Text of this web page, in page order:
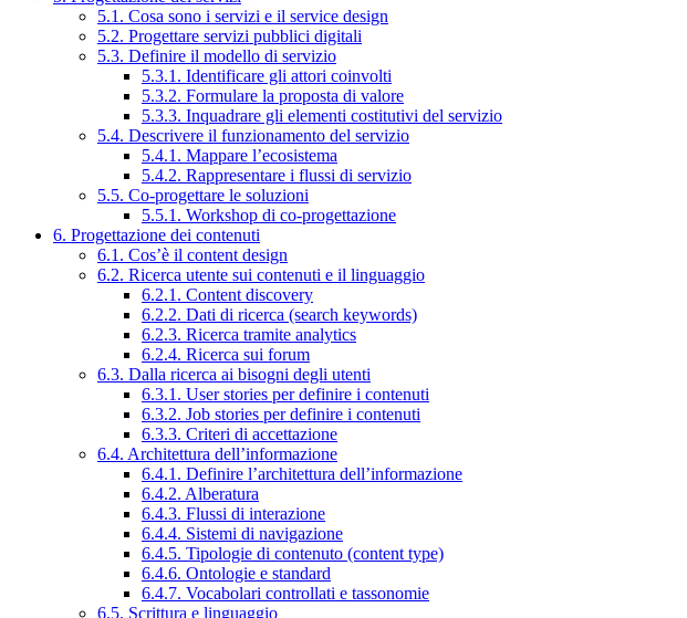
5.1. Cosa sono i servizi e il service design
5.2. Progettare servizi pubblici digitali
5.3. Definire il modello di servizio
5.3.1. Identificare gli attori coinvolti
5.3.2. Formulare la proposta di valore
5.3.3. Inquadrare gli elementi costitutivi del servizio
5.4. Descrivere il funzionamento del servizio
5.4.1. Mappare l’ecosistema
5.4.2. Rappresentare i flussi di servizio
5.5. Co-progettare le soluzioni
5.5.1. Workshop di co-progettazione
6. Progettazione dei contenuti
6.1. Cos’è il content design
6.2. Ricerca utente sui contenuti e il linguaggio
6.2.1. Content discovery
6.2.2. Dati di ricerca (search keywords)
6.2.3. Ricerca tramite analytics
6.2.4. Ricerca sui forum
6.3. Dalla ricerca ai bisogni degli utenti
6.3.1. User stories per definire i contenuti
6.3.2. Job stories per definire i contenuti
6.3.3. Criteri di accettazione
6.4. Architettura dell’informazione
6.4.1. Definire l’architettura dell’informazione
6.4.2. Alberatura
6.4.3. Flussi di interazione
6.4.4. Sistemi di navigazione
6.4.5. Tipologie di contenuto (content type)
6.4.6. Ontologie e standard
6.4.7. Vocabolari controllati e tassonomie
6.5. Scrittura e linguaggio